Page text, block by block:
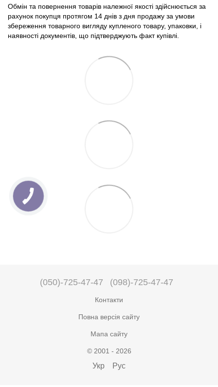
Обмін та повернення товарів належної якості здійснюється за
рахунок покупця протягом 14 днів з дня продажу за умови
збереження товарного вигляду купленого товару, упаковки, і
наявності документів, що підтверджують факт купівлі.
(050)-725-47-47 (098)-725-47-47
Контакти
Повна версія сайту
Мапа сайту
© 2001 - 2026
Укр Рус